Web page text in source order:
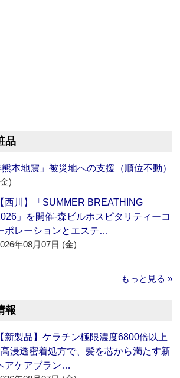
品
本地震」被災地への支援（順位不動）
)
【西川】「SUMMER BREATHING
」を開催‐森ビルホスピタリティーコ
ポレーションとエステ…
年08月07日 (金)
もっと見る »
報
【新製品】ケラチン極限濃度6800倍以上
浸透密着処方で、髪を芯から満たす新
アケアブラン…